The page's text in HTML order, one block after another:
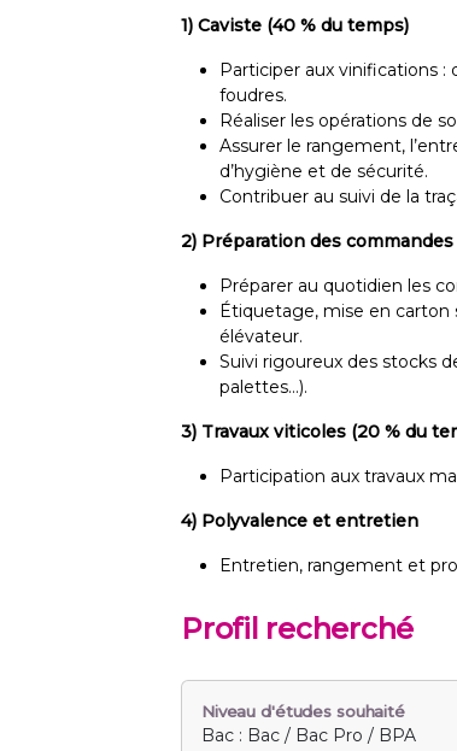
1) Caviste (40 % du temps)
Participer aux vinifications
foudres.
Réaliser les opérations de
Assurer le rangement,
d’hygiène et de sécurité.
Contribuer au suivi de la
2) Préparation des
Préparer au quotidien les
Étiquetage, mise en
élévateur.
Suivi rigoureux des stocks
palettes…).
3) Travaux viticoles (20 % du
Participation aux travaux
4) Polyvalence et entretien
Entretien, rangement et
Profil recherché
Niveau d'études souhaité
Bac : Bac / Bac Pro / BPA